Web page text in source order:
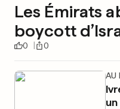
Les Émirats
boycott
0 0
AU